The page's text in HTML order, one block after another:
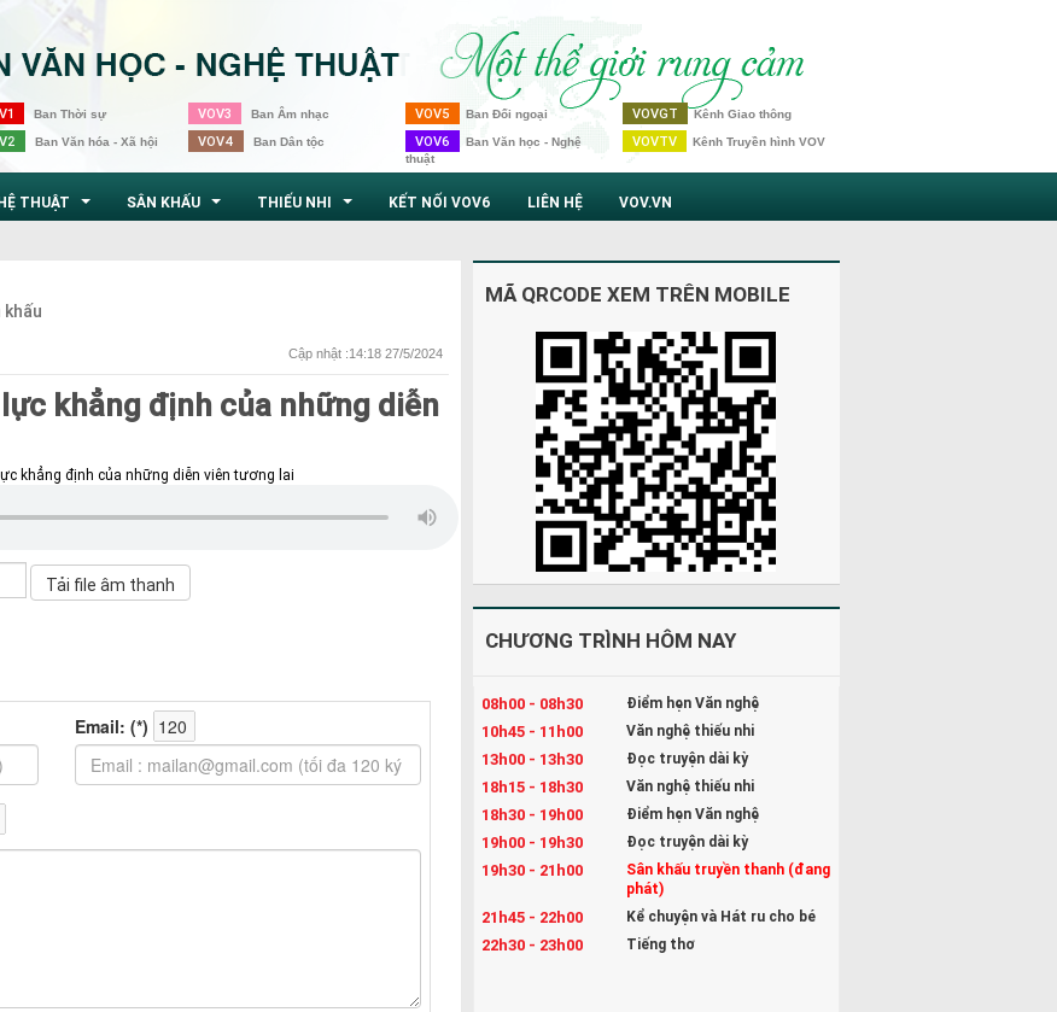
Ban Thời sự
Ban Văn hóa - Xã hội
VOV3 Ban Âm nhạc
VOV4 Ban Dân tộc
VOV5 Ban Đối ngoại
VOV6 Ban Văn học - Nghệ
thuật
VOVGT Kênh Giao thông
VOVTV Kênh Truyền hình VOV
THUẬT SÂN KHẤU THIẾU NHI KẾT NỐI VOV6 LIÊN HỆ VOV.VN
Cập nhật :14:18 27/5/2024
khẳng định của những diễn
MÃ QRCODE XEM TRÊN MOBILE
CHƯƠNG TRÌNH HÔM NAY
08h00 - 08h30 Điểm hẹn Văn nghệ
10h45 - 11h00 Văn nghệ thiếu nhi
13h00 - 13h30 Đọc truyện dài kỳ
18h15 - 18h30 Văn nghệ thiếu nhi
18h30 - 19h00 Điểm hẹn Văn nghệ
19h00 - 19h30 Đọc truyện dài kỳ
19h30 - 21h00
Sân khấu truyền thanh (đang
phát)
21h45 - 22h00 Kể chuyện và Hát ru cho bé
22h30 - 23h00 Tiếng thơ